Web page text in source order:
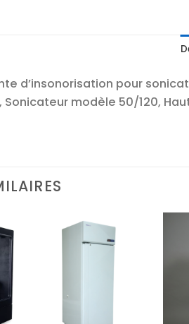
d’insonorisation pour
modèle 50/120,